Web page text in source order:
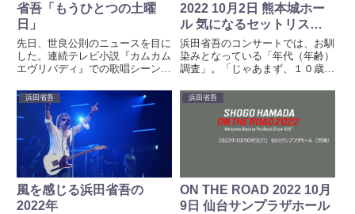
省吾「もうひとつの土曜
日」
先日、世良公則のニュースを目に
した。連続テレビ小説『カムカム
エヴリバディ』での歌唱シーンで
イで見ておらず、録画もしておら
ず、そのシーンを残念ながら見る
ことが出来なかった。世良公則と
言えば、「あんたのバラード」
「...
2022 10月2日 熊本城ホー
ル 気になるセットリスト
は？
浜田省吾のコンサートでは、お馴
染みとなっている「年代（年齢）
調査」。「じゃあまず、１０歳未
母さんに連れられてきたんだね」
「１０代！」「２０代！」「３０
代！」「じゃあ次は、４０代！」
「５０代！」「６０代！」「そ
浜田省吾
風を感じる浜田省吾の
2022年
浜田省吾
ON THE ROAD 2022 10月
9日 仙台サンプラザホール